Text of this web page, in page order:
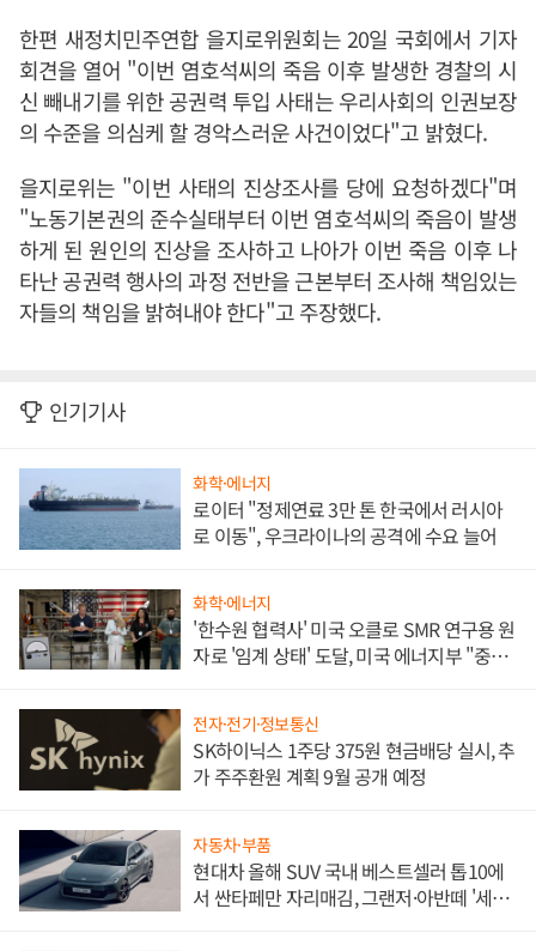
한편 새정치민주연합 을지로위원회는 20일 국회에서 기자
회견을 열어 "이번 염호석씨의 죽음 이후 발생한 경찰의 시
신 빼내기를 위한 공권력 투입 사태는 우리사회의 인권보장
의 수준을 의심케 할 경악스러운 사건이었다"고 밝혔다.
을지로위는 "이번 사태의 진상조사를 당에 요청하겠다"며
"노동기본권의 준수실태부터 이번 염호석씨의 죽음이 발생
하게 된 원인의 진상을 조사하고 나아가 이번 죽음 이후 나
타난 공권력 행사의 과정 전반을 근본부터 조사해 책임있는
자들의 책임을 밝혀내야 한다"고 주장했다.
인기기사
화학·에너지
로이터 "정제연료 3만 톤 한국에서 러시아
로 이동", 우크라이나의 공격에 수요 늘어
화학·에너지
'한수원 협력사' 미국 오클로 SMR 연구용 원
자로 '임계 상태' 도달, 미국 에너지부 "중요
전자·전기·정보통신
SK하이닉스 1주당 375원 현금배당 실시, 추
가 주주환원 계획 9월 공개 예정
자동차·부품
현대차 올해 SUV 국내 베스트셀러 톱10에
서 싼타페만 자리매김, 그랜저·아반떼 '세단